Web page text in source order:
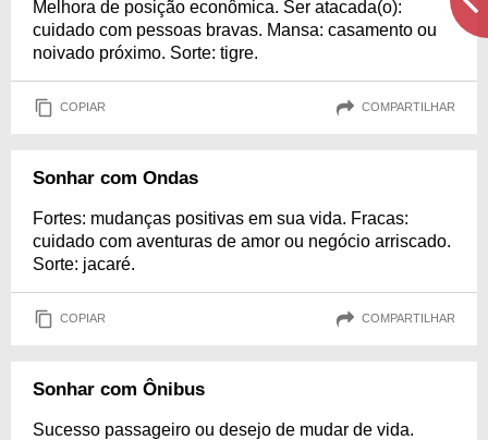
Melhora de posição econômica. Ser atacada(o):
cuidado com pessoas bravas. Mansa: casamento ou
noivado próximo. Sorte: tigre.
COPIAR COMPARTILHAR
Sonhar com Ondas
Fortes: mudanças positivas em sua vida. Fracas:
cuidado com aventuras de amor ou negócio arriscado.
Sorte: jacaré.
COPIAR COMPARTILHAR
Sonhar com Ônibus
Sucesso passageiro ou desejo de mudar de vida.